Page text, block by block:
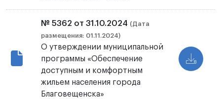
№ 5362 от 31.10.2024 (Дата
размещения: 01.11.2024)
О утверждении муниципальной
программы «Обеспечение
доступным и комфортным
жильем населения города
Благовещенска»